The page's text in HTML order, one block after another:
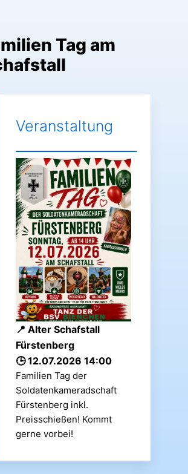
Tag am
Veranstaltung
Alter Schafstall
Fürstenberg
12.07.2026 14:00
Familien Tag der
Soldatenkameradschaft
Fürstenberg inkl.
Preisschießen! Kommt
gerne vorbei!